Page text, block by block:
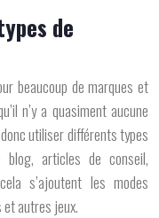
de
beaucoup de marques et
n’y a quasiment aucune
utiliser différents types
articles de conseil,
s’ajoutent les modes
et autres jeux.